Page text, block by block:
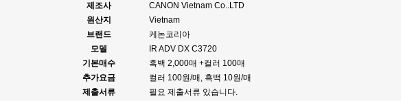
제조사
CANON Vietnam Co..LTD
원산지
Vietnam
브랜드
케논코리아
모델
IR ADV DX C3720
기본매수
흑백 2,000매 +컬러 100매
추가요금
컬러 100원/매, 흑백 10원/매
제출서류
필요 제출서류 있습니다.